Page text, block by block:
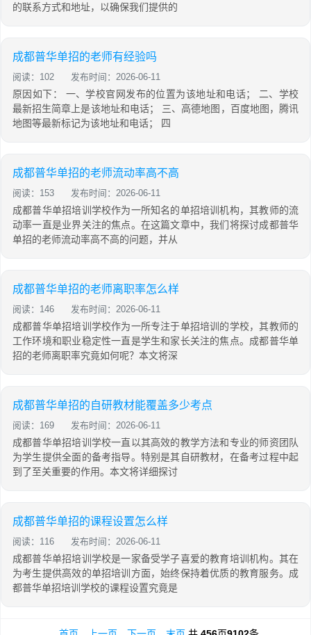
的联系方式和地址，以确保我们提供的
成都普华单招的老师有经验吗
阅读：102 发布时间：2026-06-11
原因如下： 一、学校官网发布的位置为该地址和电话； 二、学校
最新招生简章上是该地址和电话； 三、高德地图，百度地图，腾讯
地图等最新标记为该地址和电话； 四
成都普华单招的老师流动率高不高
阅读：153 发布时间：2026-06-11
成都普华单招培训学校作为一所知名的单招培训机构，其教师的流
动率一直是业界关注的焦点。在这篇文章中，我们将探讨成都普华
单招的老师流动率高不高的问题，并从
成都普华单招的老师离职率怎么样
阅读：146 发布时间：2026-06-11
成都普华单招培训学校作为一所专注于单招培训的学校，其教师的
工作环境和职业稳定性一直是学生和家长关注的焦点。成都普华单
招的老师离职率究竟如何呢？本文将深
成都普华单招的自研教材能覆盖多少考点
阅读：169 发布时间：2026-06-11
成都普华单招培训学校一直以其高效的教学方法和专业的师资团队
为学生提供全面的备考指导。特别是其自研教材，在备考过程中起
到了至关重要的作用。本文将详细探讨
成都普华单招的课程设置怎么样
阅读：116 发布时间：2026-06-11
成都普华单招培训学校是一家备受学子喜爱的教育培训机构。其在
为考生提供高效的单招培训方面，始终保持着优质的教育服务。成
都普华单招培训学校的课程设置究竟是